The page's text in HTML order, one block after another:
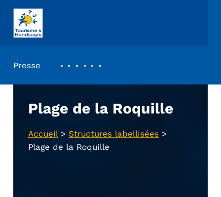
ASSOCIATION TOURISME ET HANDICAPS
Presse
Plage de la Roquille
Accueil> Structures labellisées >
Plage de la Roquille